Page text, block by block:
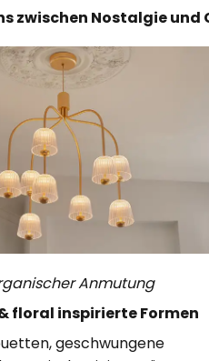
zwischen Nostalgie und
Anmutung
floral inspirierte Formen
geschwungene